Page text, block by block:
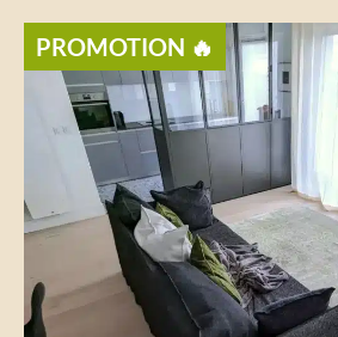
PROMOTION 🔥